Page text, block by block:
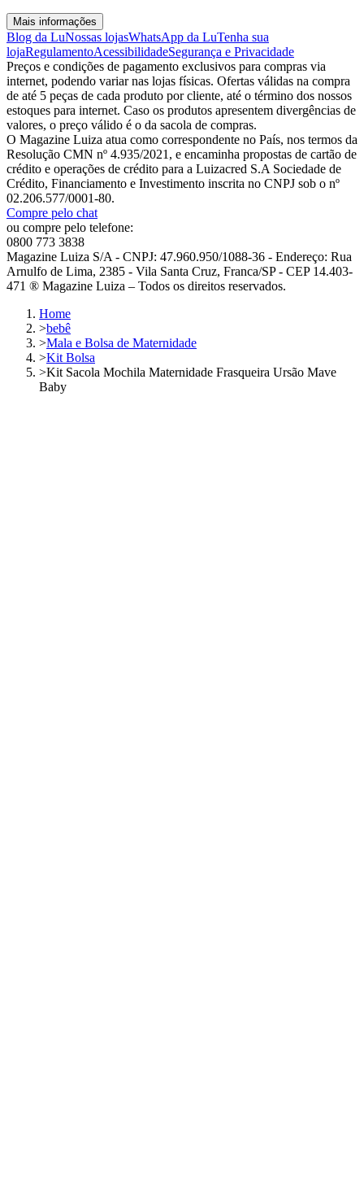
Mais informações
Blog da LuNossas lojasWhatsApp da LuTenha sua
lojaRegulamentoAcessibilidadeSegurança e Privacidade
Preços e condições de pagamento exclusivos para compras via
internet, podendo variar nas lojas físicas. Ofertas válidas na compra
de até 5 peças de cada produto por cliente, até o término dos nossos
estoques para internet. Caso os produtos apresentem divergências de
valores, o preço válido é o da sacola de compras.
O Magazine Luiza atua como correspondente no País, nos termos da
Resolução CMN nº 4.935/2021, e encaminha propostas de cartão de
crédito e operações de crédito para a Luizacred S.A Sociedade de
Crédito, Financiamento e Investimento inscrita no CNPJ sob o nº
02.206.577/0001-80.
Compre pelo chat
ou compre pelo telefone:
0800 773 3838
Magazine Luiza S/A - CNPJ: 47.960.950/1088-36 - Endereço: Rua
Arnulfo de Lima, 2385 - Vila Santa Cruz, Franca/SP - CEP 14.403-
471 ® Magazine Luiza – Todos os direitos reservados.
Home
>bebê
>Mala e Bolsa de Maternidade
>Kit Bolsa
>Kit Sacola Mochila Maternidade Frasqueira Ursão Mave
Baby